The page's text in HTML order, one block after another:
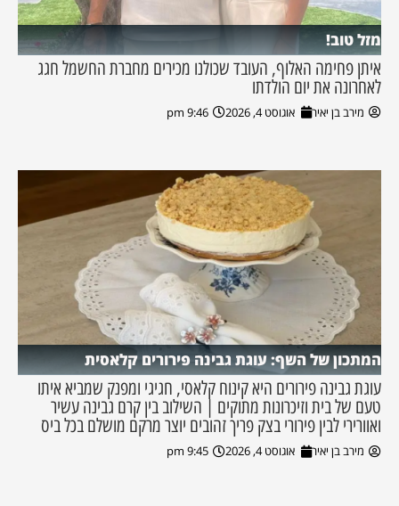
מזל טוב!
איתן פחימה האלוף, העובד שכולנו מכירים מחברת החשמל חגג
לאחרונה את יום הולדתו
מירב בן יאיר אוגוסט 4, 2026 9:46 pm
המתכון של השף: עוגת גבינה פירורים קלאסית
עוגת גבינה פירורים היא קינוח קלאסי, חגיגי ומפנק שמביא איתו
טעם של בית וזיכרונות מתוקים | השילוב בין קרם גבינה עשיר
ואוורירי לבין פירורי בצק פריך זהובים יוצר מרקם מושלם בכל ביס
מירב בן יאיר אוגוסט 4, 2026 9:45 pm